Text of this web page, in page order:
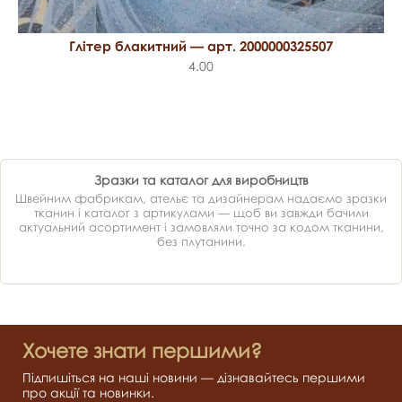
Глітер блакитний — арт. 2000000325507
4.00
Зразки та каталог для виробництв
Швейним фабрикам, ательє та дизайнерам надаємо зразки
тканин і каталог з артикулами — щоб ви завжди бачили
актуальний асортимент і замовляли точно за кодом тканини,
без плутанини.
Хочете знати першими?
Підпишіться на наші новини — дізнавайтесь першими
про акції та новинки.